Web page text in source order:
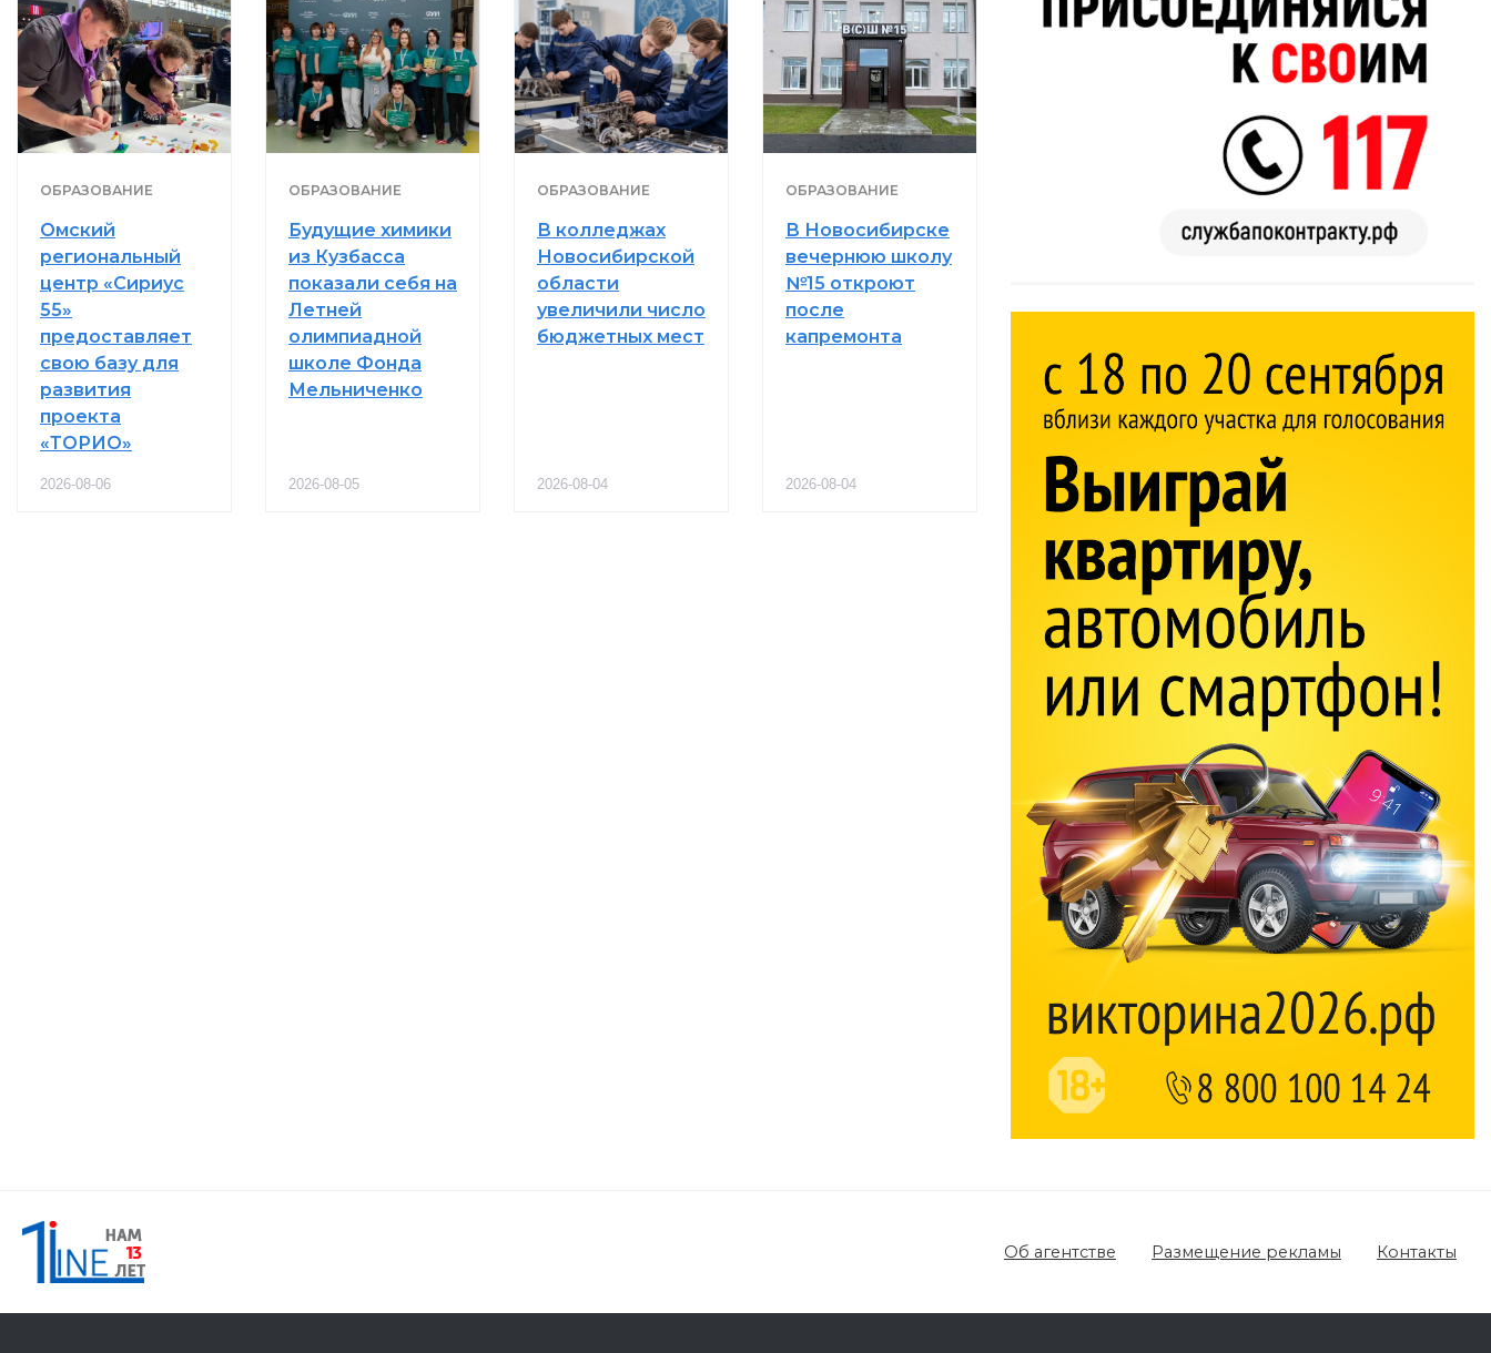
ОБРАЗОВАНИЕ
Омский
региональный
центр «Сириус
55»
предоставляет
свою базу для
развития
проекта
«ТОРИО»
2026-08-06
ОБРАЗОВАНИЕ
Будущие химики
из Кузбасса
показали себя на
Летней
олимпиадной
школе Фонда
Мельниченко
2026-08-05
ОБРАЗОВАНИЕ
В колледжах
Новосибирской
области
увеличили число
бюджетных мест
2026-08-04
ОБРАЗОВАНИЕ
В Новосибирске
вечернюю школу
№15 откроют
после
капремонта
2026-08-04
Об агентстве Размещение рекламы Контакты